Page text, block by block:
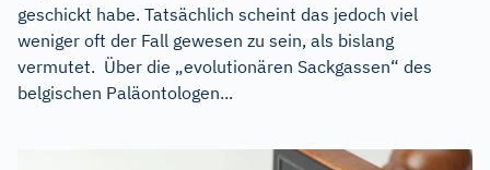
geschickt habe. Tatsächlich scheint das jedoch viel
weniger oft der Fall gewesen zu sein, als bislang
vermutet. Über die „evolutionären Sackgassen“ des
belgischen Paläontologen...